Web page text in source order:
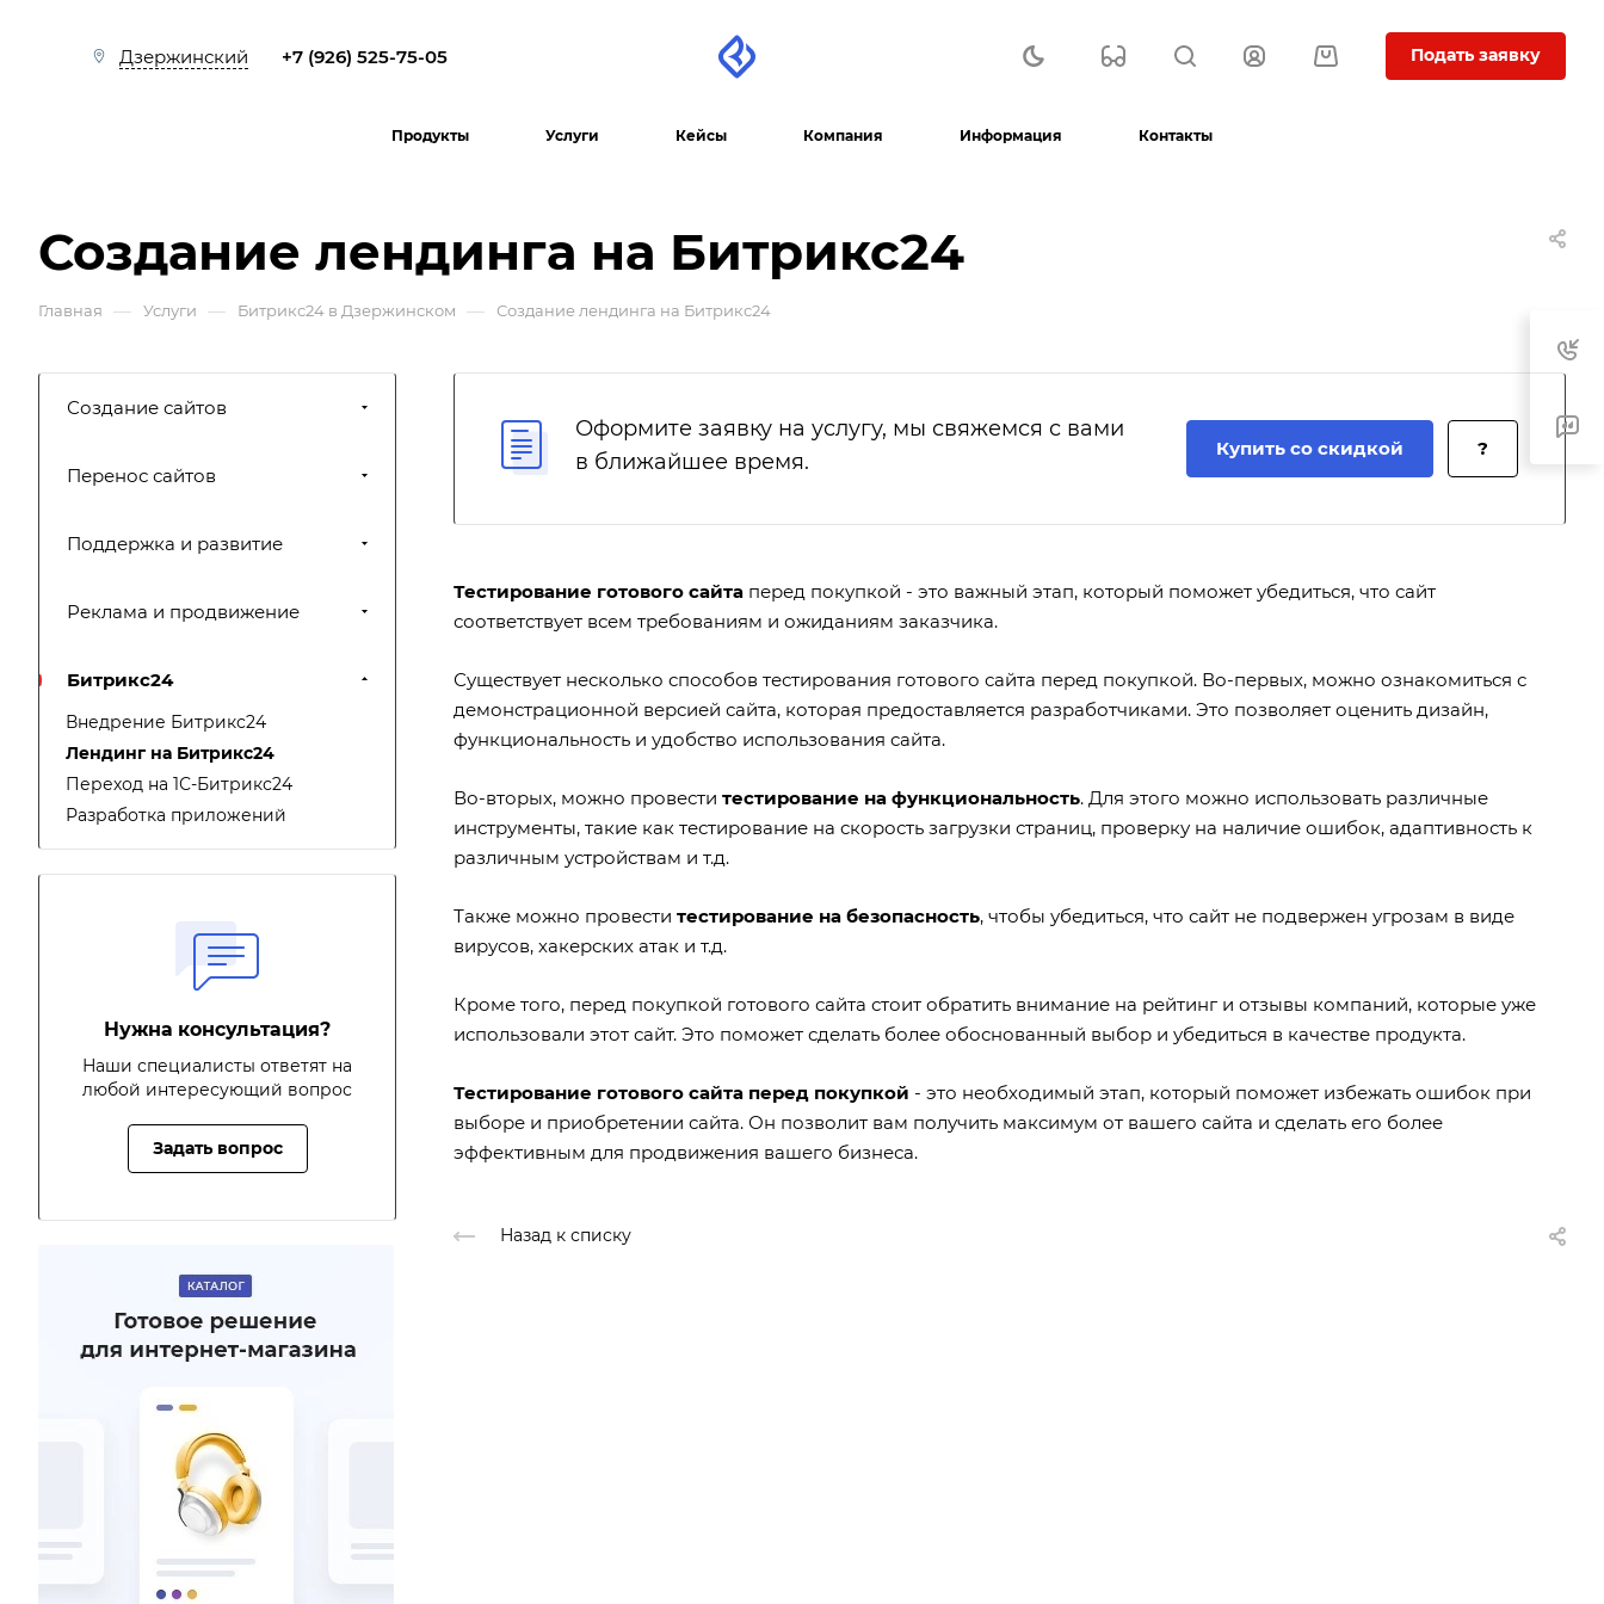
Дзержинский +7 (926) 525-75-05 Подать заявку
Продукты Услуги Кейсы Компания Информация Контакты
Создание лендинга на Битрикс24
Главная — Услуги — Битрикс24 в Дзержинском — Создание лендинга на Битрикс24
Оформите заявку на услугу, мы свяжемся с вами
в ближайшее время.
Купить со скидкой ?
Тестирование готового сайта перед покупкой - это важный этап, который поможет убедиться, что сайт
соответствует всем требованиям и ожиданиям заказчика.
Существует несколько способов тестирования готового сайта перед покупкой. Во-первых, можно ознакомиться с
демонстрационной версией сайта, которая предоставляется разработчиками. Это позволяет оценить дизайн,
функциональность и удобство использования сайта.
Во-вторых, можно провести тестирование на функциональность. Для этого можно использовать различные
инструменты, такие как тестирование на скорость загрузки страниц, проверку на наличие ошибок, адаптивность к
различным устройствам и т.д.
Также можно провести тестирование на безопасность, чтобы убедиться, что сайт не подвержен угрозам в виде
вирусов, хакерских атак и т.д.
Кроме того, перед покупкой готового сайта стоит обратить внимание на рейтинг и отзывы компаний, которые уже
использовали этот сайт. Это поможет сделать более обоснованный выбор и убедиться в качестве продукта.
Тестирование готового сайта перед покупкой - это необходимый этап, который поможет избежать ошибок при
выборе и приобретении сайта. Он позволит вам получить максимум от вашего сайта и сделать его более
эффективным для продвижения вашего бизнеса.
Назад к списку
Создание сайтов
Перенос сайтов
Поддержка и развитие
Реклама и продвижение
Битрикс24
Внедрение Битрикс24
Лендинг на Битрикс24
Переход на 1С-Битрикс24
Разработка приложений
Нужна консультация?
Наши специалисты ответят на
любой интересующий вопрос
Задать вопрос